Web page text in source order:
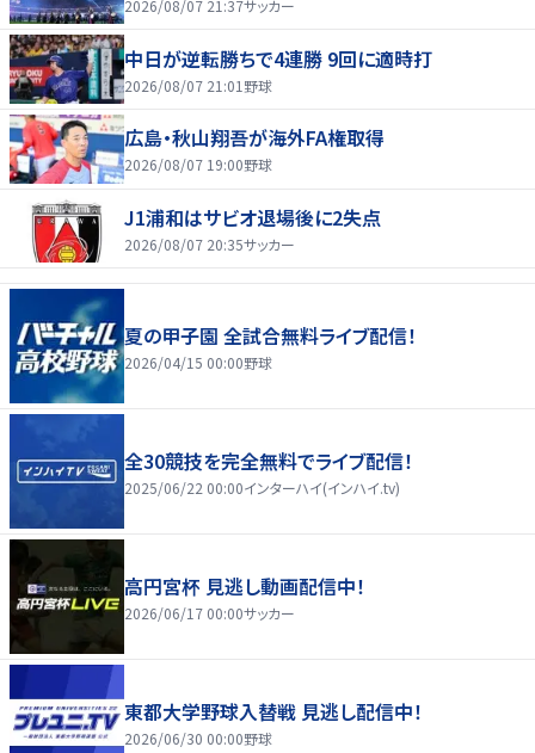
2026/08/07 21:37サッカー
中日が逆転勝ちで4連勝 9回に適時打
2026/08/07 21:01 野球
広島・秋山翔吾が海外FA権取得
2026/08/07 19:00野球
J1浦和はサビオ退場後に2失点
2026/08/07 20:35サッカー
夏の甲子園 全試合無料ライブ配信！
2026/04/15 00:00野球
全30競技を完全無料でライブ配信！
2025/06/22 00:00インターハイ(インハイ.tv)
高円宮杯 見逃し動画配信中！
2026/06/17 00:00サッカー
東都大学野球入替戦 見逃し配信中！
2026/06/30 00:00野球